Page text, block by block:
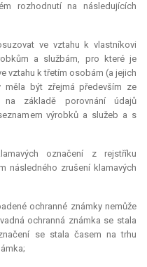
rozhodnutí na následujících
ve vztahu k vlastníkovi
a službám, pro které je
vztahu k třetím osobám (a jejich
měla být zřejmá především ze
na základě porovnání údajů
výrobků a služeb a s
označení z rejstříku
následného zrušení klamavých
ochranné známky nemůže
ochranná známka se stala
se stala časem na trhu